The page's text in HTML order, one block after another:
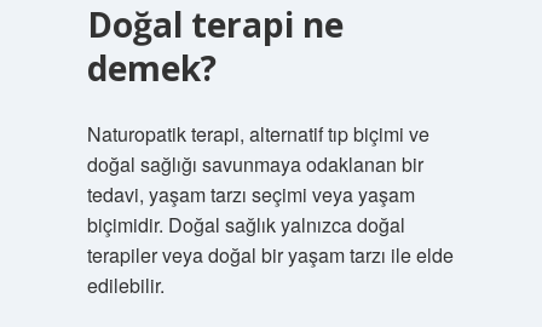
Doğal terapi ne
demek?
Naturopatik terapi, alternatif tıp biçimi ve
doğal sağlığı savunmaya odaklanan bir
tedavi, yaşam tarzı seçimi veya yaşam
biçimidir. Doğal sağlık yalnızca doğal
terapiler veya doğal bir yaşam tarzı ile elde
edilebilir.